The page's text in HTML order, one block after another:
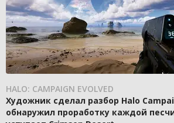
HALO: CAMPAIGN EVOLVED
Художник сделал разбор Halo
обнаружил проработку каждой